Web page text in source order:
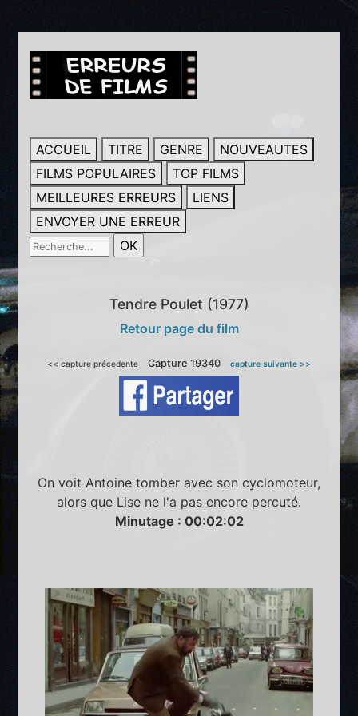
ACCUEIL TITRE GENRE
NOUVEAUTES
FILMS POPULAIRES
TOP FILMS
MEILLEURES ERREURS
LIENS
ENVOYER UNE ERREUR
Tendre Poulet (1977)
Retour page du film
<< capture précedente Capture 19340 capture suivante >>
On voit Antoine tomber avec son cyclomoteur,
alors que Lise ne l'a pas encore percuté.
Minutage : 00:02:02